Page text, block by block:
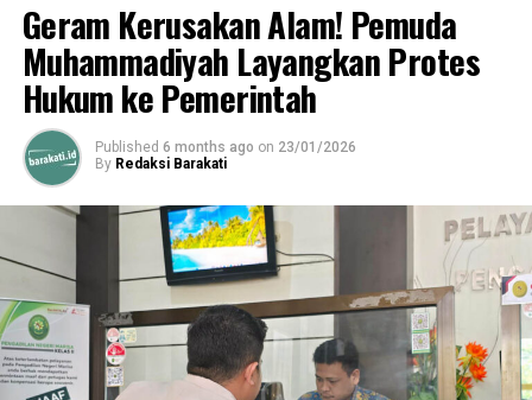
Geram Kerusakan Alam! Pemuda
Muhammadiyah Layangkan Protes
Hukum ke Pemerintah
Published 6 months ago on 23/01/2026
By Redaksi Barakati